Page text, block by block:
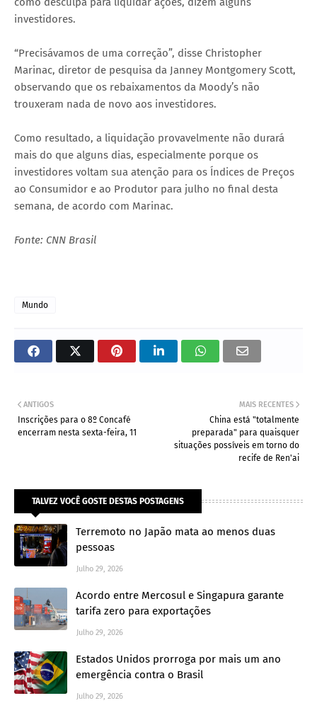
investidores.
“Precisávamos de uma correção”, disse Christopher
Marinac, diretor de pesquisa da Janney Montgomery Scott,
observando que os rebaixamentos da Moody’s não
trouxeram nada de novo aos investidores.
Como resultado, a liquidação provavelmente não durará
mais do que alguns dias, especialmente porque os
investidores voltam sua atenção para os Índices de Preços
ao Consumidor e ao Produtor para julho no final desta
semana, de acordo com Marinac.
Fonte: CNN Brasil
Mundo
MAIS RECENTES
China está "totalmente
preparada" para quaisquer
situações possíveis em torno do
recife de Ren'ai
ANTIGOS
Inscrições para o 8º Concafé
encerram nesta sexta-feira, 11
TALVEZ VOCÊ GOSTE DESTAS POSTAGENS
Terremoto no Japão mata ao menos duas
pessoas
Julho 29, 2026
Acordo entre Mercosul e Singapura garante
tarifa zero para exportações
Julho 29, 2026
Estados Unidos prorroga por mais um ano
emergência contra o Brasil
Julho 29, 2026